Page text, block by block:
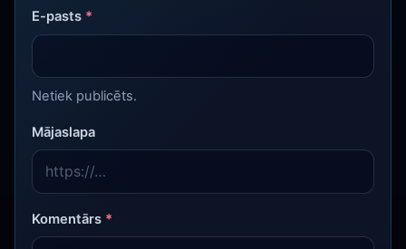
E-pasts *
Netiek publicēts.
Mājaslapa
Komentārs *